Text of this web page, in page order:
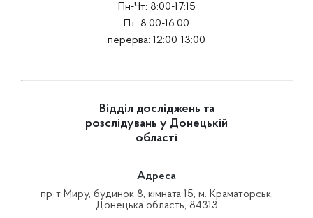
Пн-Чт: 8:00-17:15
Пт: 8:00-16:00
перерва: 12:00-13:00
Відділ досліджень та
розслідувань у Донецькій
області
Адреса
пр-т Миру, будинок 8, кімната 15, м. Краматорськ,
Донецька область, 84313